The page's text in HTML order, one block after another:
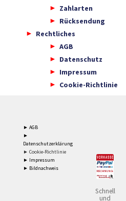
Zahlarten
Rücksendung
Rechtliches
AGB
Datenschutz
Impressum
Cookie-Richtlinie
► AGB
►
Datenschutzerklärung
► Cookie-Richtlinie
► Impressum
► Bildnachweis
Schnell
und